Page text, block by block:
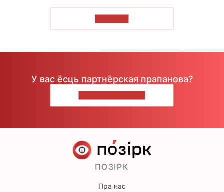
У вас ёсць партнёрская прапанова?
ПОЗІРК
Пра нас